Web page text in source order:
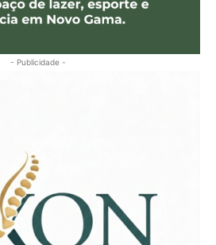
- Publicidade -